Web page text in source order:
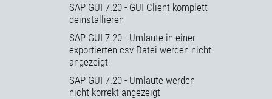
SAP GUI 7.20 - GUI Client komplett
deinstallieren
SAP GUI 7.20 - Umlaute in einer
exportierten csv Datei werden nicht
angezeigt
SAP GUI 7.20 - Umlaute werden
nicht korrekt angezeigt